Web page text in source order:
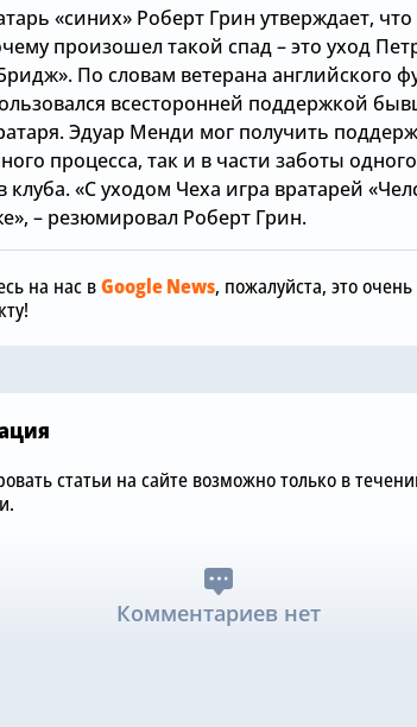
«синих» Роберт Грин утверждает, что
произошел такой спад – это уход
По словам ветерана английского
всесторонней поддержкой
Эдуар Менди мог получить
процесса, так и в части заботы
клуба. «С уходом Чеха игра вратарей
– резюмировал Роберт Грин.
на нас вGoogle News, пожалуйста, это
Зачем Джош Ачимпонг из
«Челси» понадобился
статьи на сайте возможно только в
Комментариев нет